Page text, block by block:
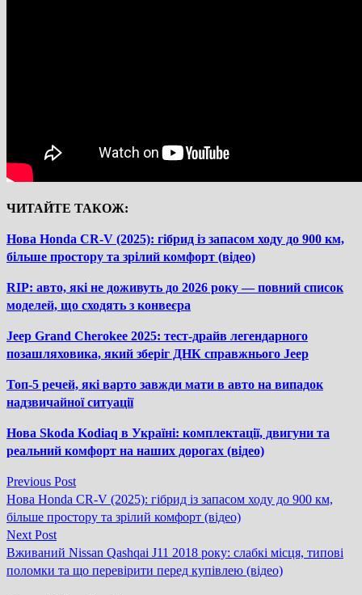
ЧИТАЙТЕ ТАКОЖ:
Нова Honda CR-V (2025): гібрид із запасом ходу до 900 км,
більше простору та зрілий комфорт (відео)
RIP: авто, які не доживуть до 2026 року — повний список
моделей, що сходять з конвеєра
Jeep Grand Cherokee 2025: тест-драйв легендарного
позашляховика, який зберіг ДНК справжнього Jeep
Топ-5 речей, які варто завжди мати в авто на випадок
надзвичайної ситуації
Нова Skoda Kodiaq в Україні: комплектації, двигуни та
реальний комфорт на наших дорогах (відео)
Навігація
записів
Previous PostPrevious
post:
Нова Honda CR-V (2025): гібрид із запасом ходу до 900 км,
більше простору та зрілий комфорт (відео)
Next PostNext
post:
Вживаний Nissan Qashqai J11 2018 року: слабкі місця, типові
поломки та що перевірити перед купівлею (відео)